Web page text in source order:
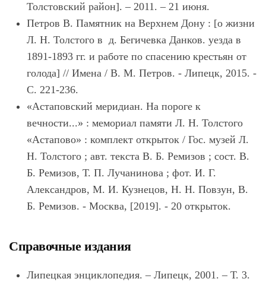
Толстовский район]. – 2011. – 21 июня.
Петров В. Памятник на Верхнем Дону : [о жизни
Л. Н. Толстого в д. Бегичевка Данков. уезда в
1891-1893 гг. и работе по спасению крестьян от
голода] // Имена / В. М. Петров. - Липецк, 2015. -
С. 221-236.
«Астаповский меридиан. На пороге к
вечности...» : мемориал памяти Л. Н. Толстого
«Астапово» : комплект открыток / Гос. музей Л.
Н. Толстого ; авт. текста В. Б. Ремизов ; сост. В.
Б. Ремизов, Т. П. Лучанинова ; фот. И. Г.
Александров, М. И. Кузнецов, Н. Н. Повзун, В.
Б. Ремизов. - Москва, [2019]. - 20 открыток.
Справочные издания
Липецкая энциклопедия. – Липецк, 2001. – Т. 3.